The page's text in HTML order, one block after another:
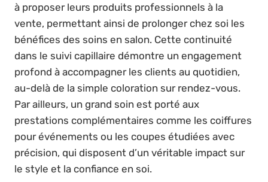
à proposer leurs produits professionnels à la
vente, permettant ainsi de prolonger chez soi les
bénéfices des soins en salon. Cette continuité
dans le suivi capillaire démontre un engagement
profond à accompagner les clients au quotidien,
au-delà de la simple coloration sur rendez-vous.
Par ailleurs, un grand soin est porté aux
prestations complémentaires comme les coiffures
pour événements ou les coupes étudiées avec
précision, qui disposent d’un véritable impact sur
le style et la confiance en soi.